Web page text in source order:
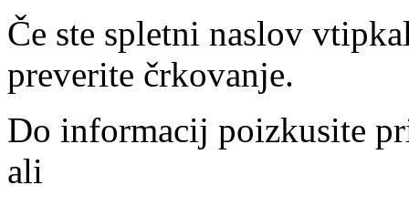
Če ste spletni naslov
preverite črkovanje.
Do informacij poizkusite
ali